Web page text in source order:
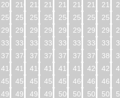
209 210 211 212 213 214 215 216
250 251 252 253 254 255 256 257
291 292 293 294 295 296 297 298
332 333 334 335 336 337 338 339
373 374 375 376 377 378 379 380
414 415 416 417 418 419 420 421
455 456 457 458 459 460 461 462
496 497 498 499 500 501 502 503